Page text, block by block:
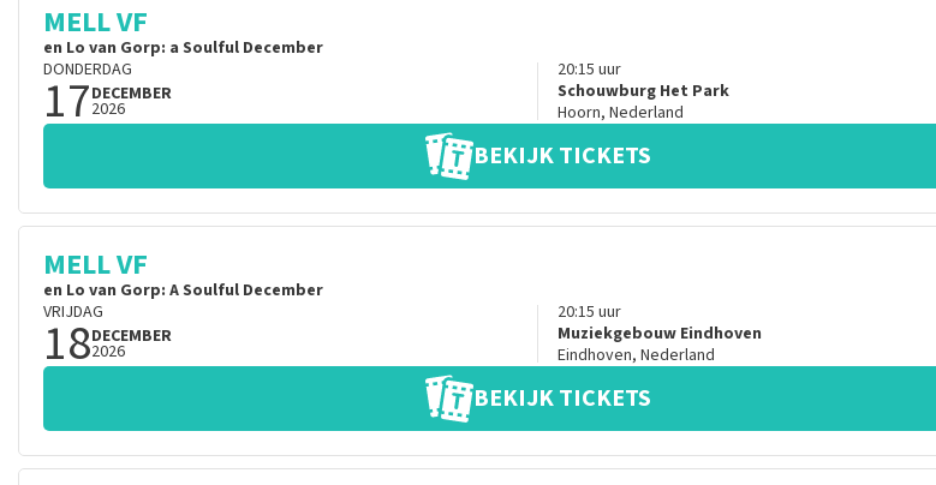
MELL VF
en Lo van Gorp: a Soulful December
DONDERDAG
17DECEMBER
2026
20:15 uur
Schouwburg Het Park
Hoorn, Nederland
BEKIJK TICKETS
MELL VF
en Lo van Gorp: A Soulful December
VRIJDAG
18DECEMBER
2026
20:15 uur
Muziekgebouw Eindhoven
Eindhoven, Nederland
BEKIJK TICKETS